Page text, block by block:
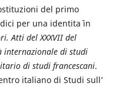
del primo
per una identita` in
Atti del XXXVII del
internazionale di studi
di studi francescani.
italiano di Studi sull’